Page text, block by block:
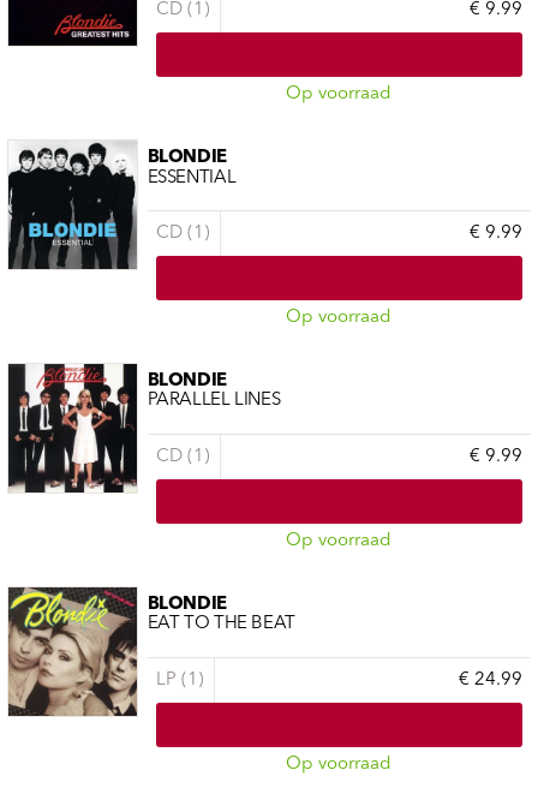
CD (1) € 9.99
Op voorraad
BLONDIE
ESSENTIAL
CD (1) € 9.99
Op voorraad
BLONDIE
PARALLEL LINES
CD (1) € 9.99
Op voorraad
BLONDIE
EAT TO THE BEAT
LP (1) € 24.99
Op voorraad